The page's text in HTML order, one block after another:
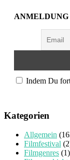
Indem Du
Kategorien
Allgemein
Filmfestival
Filmgenres (1)